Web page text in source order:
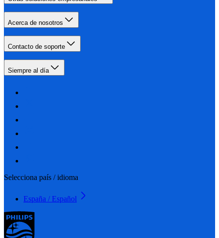
Acerca de nosotros
Contacto de soporte
Siempre al día
Selecciona país / idioma
España / Español